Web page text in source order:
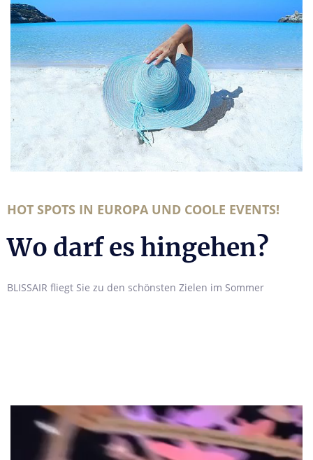
HOT SPOTS IN EUROPA UND COOLE EVENTS!
Wo darf es hingehen?
BLISSAIR fliegt Sie zu den schönsten Zielen im Sommer